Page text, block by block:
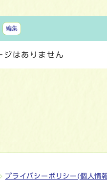
編集
ジはありません
プライバシーポリシー(個人情